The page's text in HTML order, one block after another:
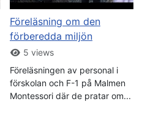
Föreläsning om den
förberedda miljön
5 views
Föreläsningen av personal i
förskolan och F-1 på Malmen
Montessori där de pratar om...